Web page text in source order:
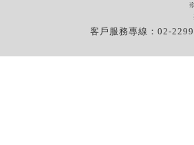
客戶服務專線：02-